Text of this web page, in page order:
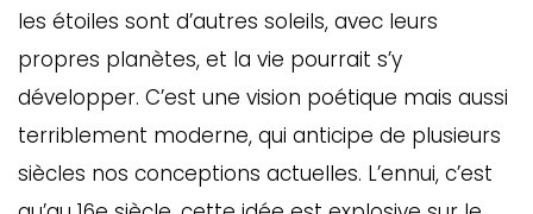
les étoiles sont d’autres soleils, avec leurs
propres planètes, et la vie pourrait s’y
développer. C’est une vision poétique mais aussi
terriblement moderne, qui anticipe de plusieurs
siècles nos conceptions actuelles. L’ennui, c’est